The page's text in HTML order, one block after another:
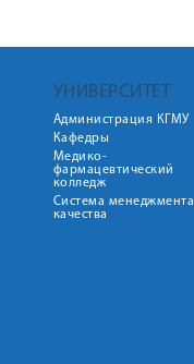
УНИВЕРСИТЕТ
Администрация КГМУ
Кафедры
Медико-
фармацевтический
колледж
Система менеджмента
качества